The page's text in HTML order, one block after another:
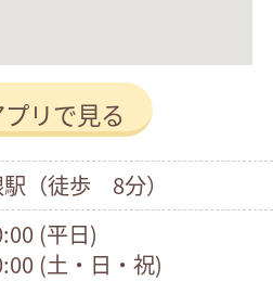
リで見る
（徒歩 8分）
(平日)
(土・日・祝)